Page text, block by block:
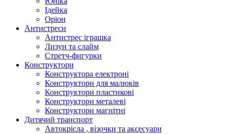
Ідейка
Оріон
Антистреси
Антистрес іграшка
Лизун та слайм
Стретч-фигурки
Конструктори
Конструктора електроні
Конструктори для малюків
Конструктори пластикові
Конструктори металеві
Конструктори магнітні
Дитячий транспорт
Автокрісла , візочки та аксесуари